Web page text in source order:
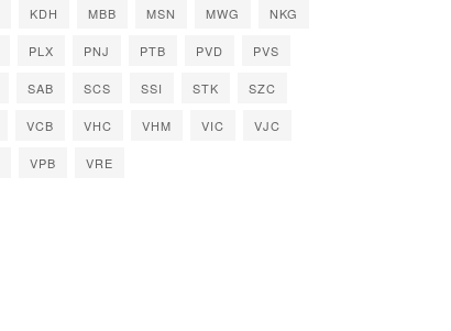
KDH MBB MSN MWG NKG
PLX PNJ PTB PVD PVS
SAB SCS SSI STK SZC
VCB VHC VHM VIC VJC
VPB VRE